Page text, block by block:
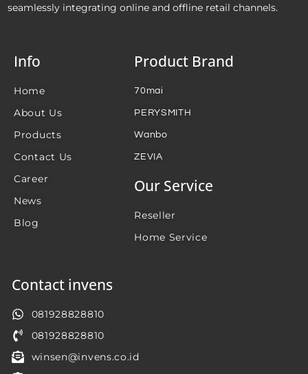
seamlessly integrating online and offline retail channels.
Info
Home
About Us
Products
Contact Us
Career
News
Blog
Product Brand
70mai
PERYSMITH
Wanbo
ZEVIA
Our Service
Reseller
Home Service
Contact invens
081928828810
081928828810
winsen@invens.co.id